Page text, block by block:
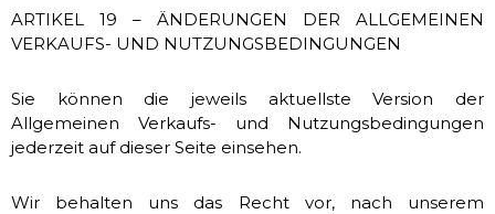
ARTIKEL 19 – ÄNDERUNGEN DER ALLGEMEINEN
VERKAUFS- UND NUTZUNGSBEDINGUNGEN
Sie können die jeweils aktuellste Version der
Allgemeinen Verkaufs- und Nutzungsbedingungen
jederzeit auf dieser Seite einsehen.
Wir behalten uns das Recht vor, nach unserem